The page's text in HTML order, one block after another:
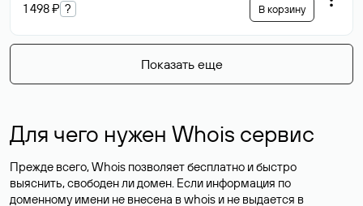
1 498 ₽ ? В корзину
Показать еще
Для чего нужен Whois сервис
Прежде всего, Whois позволяет бесплатно и быстро
выяснить, свободен ли домен. Если информация по
доменному имени не внесена в whois и не выдается в